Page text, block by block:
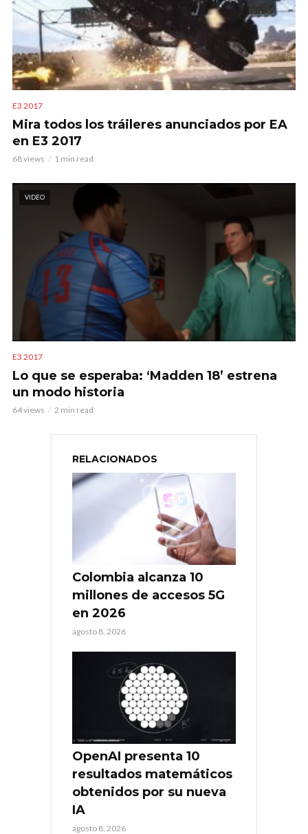
E3 2017
Mira todos los tráileres anunciados por EA
en E3 2017
68 views 1 min read
VIDEO
E3 2017
Lo que se esperaba: ‘Madden 18’ estrena
un modo historia
64 views 2 min read
RELACIONADOS
Colombia alcanza 10
millones de accesos 5G
en 2026
agosto 8, 2026
OpenAI presenta 10
resultados matemáticos
obtenidos por su nueva
IA
agosto 8, 2026